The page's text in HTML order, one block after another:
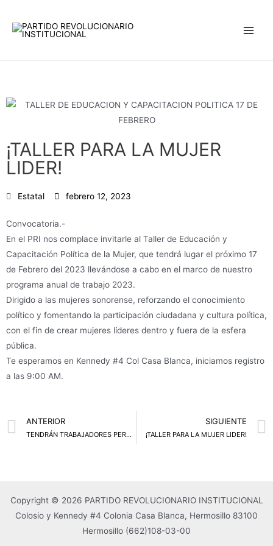
contenido
¡TALLER PARA LA MUJER
LIDER!
Estatal febrero 12, 2023
Convocatoria.-
En el PRI nos complace invitarle al Taller de Educación y
Capacitación Política de la Mujer, que tendrá lugar el próximo 17
de Febrero del 2023 llevándose a cabo en el marco de nuestro
programa anual de trabajo 2023.
Dirigido a las mujeres sonorense, reforzando el conocimiento
político y fomentando la participación ciudadana y cultura política,
con el fin de crear mujeres líderes dentro y fuera de la esfera
pública.
Te esperamos en Kennedy #4 Col Casa Blanca, iniciamos registro
a las 9:00 AM.
Prev
ANTERIOR
TENDRÁN TRABAJADORES PERMISO CON GOCE DE SUELDO, PARA SOMETERSE A ESTUDIOS DE CÁNCER Y OTRAS ENFERMEDADES CRÓNICAS
SIGUIENTE
¡TALLER PARA LA MUJER LIDER!
Copyright © 2026 PARTIDO REVOLUCIONARIO INSTITUCIONAL
Colosio y Kennedy #4 Colonia Casa Blanca, Hermosillo 83100
Hermosillo (662)108-03-00